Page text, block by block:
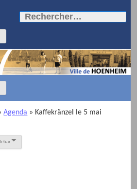
Rechercher :
Agenda » Kaffekränzel le 5 mai